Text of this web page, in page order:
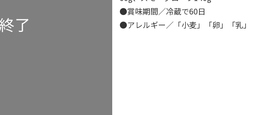
●賞味期間／冷蔵で60日
●アレルギー／「小麦」「卵」「乳